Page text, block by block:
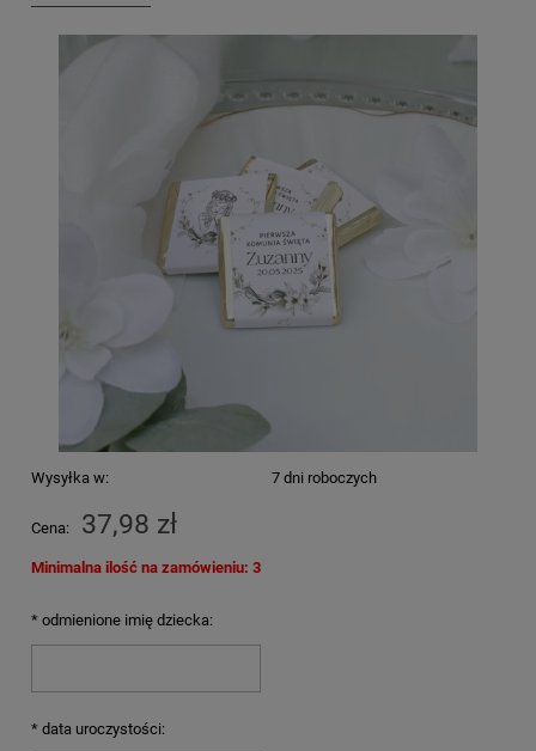
Wysyłka w: 7 dni roboczych
Cena: 37,98 zł
Minimalna ilość na zamówieniu: 3
* odmienione imię dziecka:
* data uroczystości: